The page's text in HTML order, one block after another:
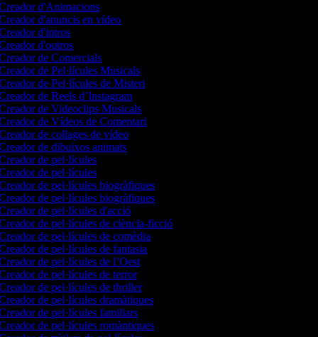
d'Animacions
d'anuncis en vídeo
d'intros
d'outros
de Comercials
de Pel·lícules Musicals
de Pel·lícules de Misteri
de Reels d’Instagram
de Videoclips Musicals
de Vídeos de Comentari
de collages de vídeo
de dibuixos animats
de pel·lícules
de pel·lícules
de pel·lícules biogràfiques
de pel·lícules biogràfiques
de pel·lícules d'acció
de pel·lícules de ciència-ficció
de pel·lícules de comèdia
de pel·lícules de fantasia
de pel·lícules de l’Oest
de pel·lícules de terror
de pel·lícules de thriller
de pel·lícules dramàtiques
de pel·lícules familiars
de pel·lícules romàntiques